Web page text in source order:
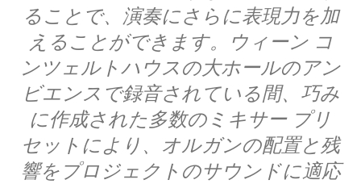
ることで、演奏にさらに表現力を加
えることができます。ウィーン コ
ンツェルトハウスの大ホールのアン
ビエンスで録音されている間、巧み
に作成された多数のミキサー プリ
セットにより、オルガンの配置と残
響をプロジェクトのサウンドに適応